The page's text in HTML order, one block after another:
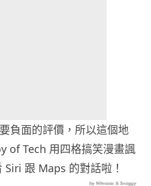
負面的評價，所以這個地
of Tech 用四格搞笑漫畫諷
跟 Maps 的對話啦！